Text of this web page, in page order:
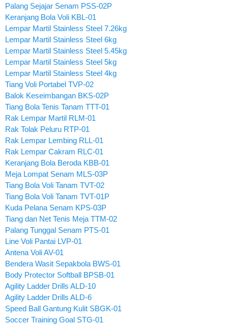
Palang Sejajar Senam PSS-02P
Keranjang Bola Voli KBL-01
Lempar Martil Stainless Steel 7.26kg
Lempar Martil Stainless Steel 6kg
Lempar Martil Stainless Steel 5.45kg
Lempar Martil Stainless Steel 5kg
Lempar Martil Stainless Steel 4kg
Tiang Voli Portabel TVP-02
Balok Keseimbangan BKS-02P
Tiang Bola Tenis Tanam TTT-01
Rak Lempar Martil RLM-01
Rak Tolak Peluru RTP-01
Rak Lempar Lembing RLL-01
Rak Lempar Cakram RLC-01
Keranjang Bola Beroda KBB-01
Meja Lompat Senam MLS-03P
Tiang Bola Voli Tanam TVT-02
Tiang Bola Voli Tanam TVT-01P
Kuda Pelana Senam KPS-03P
Tiang dan Net Tenis Meja TTM-02
Palang Tunggal Senam PTS-01
Line Voli Pantai LVP-01
Antena Voli AV-01
Bendera Wasit Sepakbola BWS-01
Body Protector Softball BPSB-01
Agility Ladder Drills ALD-10
Agility Ladder Drills ALD-6
Speed Ball Gantung Kulit SBGK-01
Soccer Training Goal STG-01